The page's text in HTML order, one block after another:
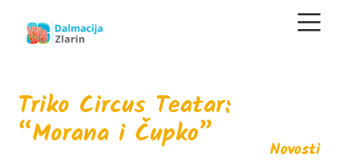
Triko Circus Teatar:
“Morana i Čupko” Novosti